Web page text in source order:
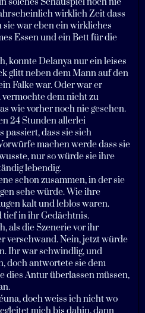
wirklich Zeit dass
sie war eben ein wirkliches
Essen und ein Bett für die
konnte Delanya nur ein leises
glitt neben dem Mann auf den
Falke war. Oder war er
dem nicht zu
wie vorher noch nie gesehen.
24 Stunden allerlei
passiert, dass sie sich
machen werde dass sie
nur so würde sie ihre
lebendig.
schon zusammen, in der sie
sehe würde. Wie ihre
kalt und leblos waren.
tief in ihr Gedächtnis.
als die Szenerie vor ihr
verschwand. Nein, jetzt würde
Ihr war schwindlig, und
doch antwortete sie dem
dies Antur überlassen müssen,
doch weiss ich nicht wo
mich bis dahin, dann